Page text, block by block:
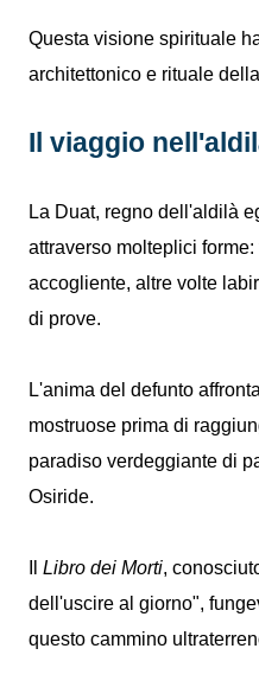
Questa visione spirituale
architettonico e rituale
Il viaggio
La Duat, regno dell'aldilà
attraverso molteplici
accogliente, altre volte
di prove.
L'anima del defunto
mostruose prima di
paradiso verdeggiante di
Osiride.
Libro dei Morti,
dell'uscire al giorno",
questo cammino